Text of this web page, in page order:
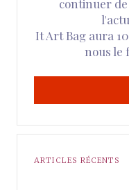
continuer
It Art Bag aura
nous le
ARTICLES RÉCENTS